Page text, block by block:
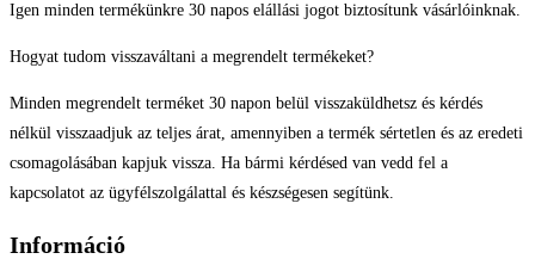
Igen minden termékünkre 30 napos elállási jogot biztosítunk vásárlóinknak.
Hogyat tudom visszaváltani a megrendelt termékeket?
Minden megrendelt terméket 30 napon belül visszaküldhetsz és kérdés
nélkül visszaadjuk az teljes árat, amennyiben a termék sértetlen és az eredeti
csomagolásában kapjuk vissza. Ha bármi kérdésed van vedd fel a
kapcsolatot az ügyfélszolgálattal és készségesen segítünk.
Információ